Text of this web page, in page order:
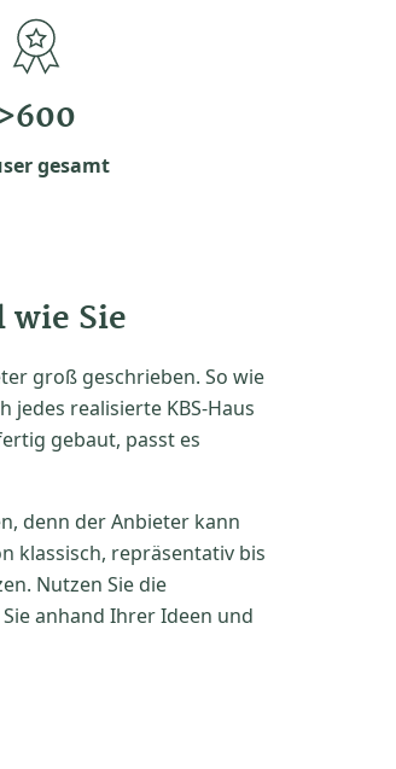
>600
gesamt
wie Sie
groß geschrieben. So wie
jedes realisierte KBS-Haus
gebaut, passt es
denn der Anbieter kann
klassisch, repräsentativ bis
Nutzen Sie die
anhand Ihrer Ideen und